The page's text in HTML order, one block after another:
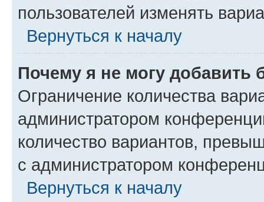
пользователей изменять
Вернуться к началу
Почему я не могу добавить
Ограничение количества
администратором
количество вариантов,
с администратором
Вернуться к началу